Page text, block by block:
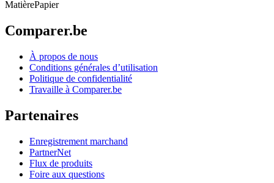
MatièrePapier
Comparer.be
À propos de nous
Conditions générales d’utilisation
Politique de confidentialité
Travaille à Comparer.be
Partenaires
Enregistrement marchand
PartnerNet
Flux de produits
Foire aux questions